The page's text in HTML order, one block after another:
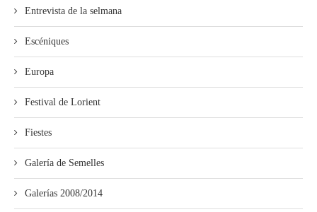
Entrevista de la selmana
Escéniques
Europa
Festival de Lorient
Fiestes
Galería de Semelles
Galerías 2008/2014